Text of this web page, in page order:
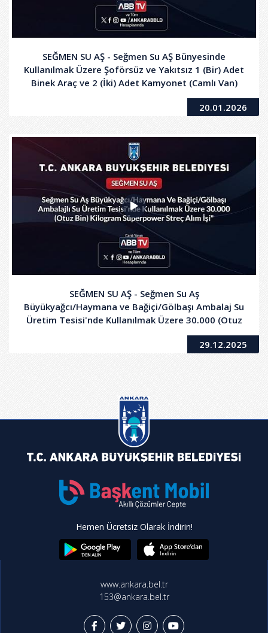
SEĞMEN SU AŞ - Seğmen Su AŞ Bünyesinde
Kullanılmak Üzere Şoförsüz ve Yakıtsız 1 (Bir) Adet
Binek Araç ve 2 (İki) Adet Kamyonet (Camlı Van)
Kiralanması Hizmet Alım İşi
20.01.2026
SEĞMEN SU AŞ - Seğmen Su Aş
Büyükyağcı/Haymana ve Bağiçi/Gölbaşı Ambalaj Su
Üretim Tesisi'nde Kullanılmak Üzere 30.000 (Otuz
Bin) Kilogram Süperpower Streç Alım İşi
29.12.2025
Hemen Ücretsiz Olarak İndirin!
www.ankara.bel.tr
153@ankara.bel.tr